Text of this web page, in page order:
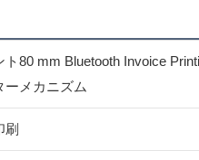
80 mm Bluetooth Invoice
ーメカニズム
刷